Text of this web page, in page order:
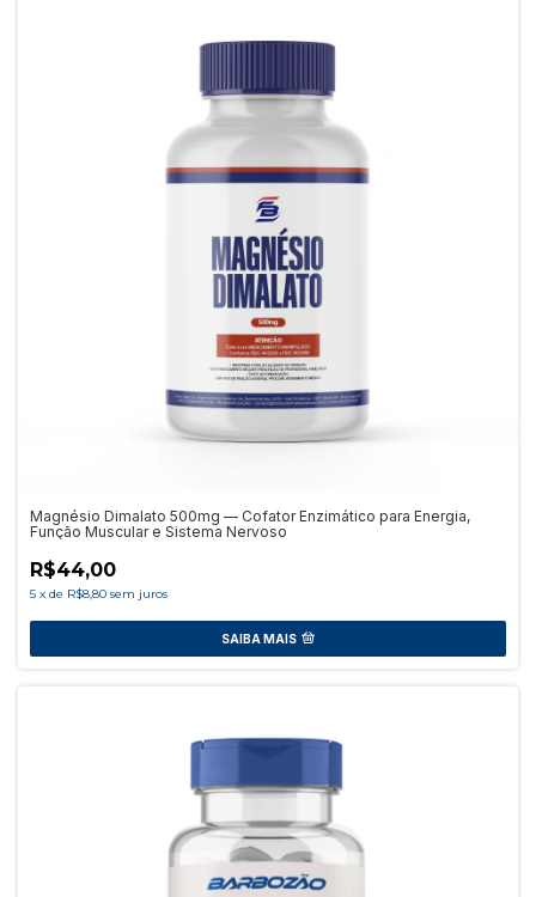
Magnésio Dimalato 500mg — Cofator Enzimático para Energia,
Função Muscular e Sistema Nervoso
R$44,00
5 x de R$8,80 sem juros
SAIBA MAIS